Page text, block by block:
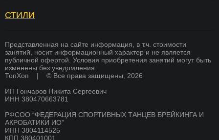
Услуги
Памятка для родителей
Преподаватели
Стоимость
Расписание
О школе
Никита Гончаров
Вопросы и ответы
Академия тренеров
Франшиза
Оплата
Магазин
Документы
Дипломы и сертификаты
СТИЛИ
ХИП ХОП
СОВРЕМЕННЫЕ ТАНЦЫ
K-POP
СКОРО
БРЕЙКИНГ
СКОРО
ХИП ХОП
Представленная на сайте информация, в т.ч. стоимости
занятий, носит информационный характер и не является
публичной офертой. Условия приобретения занятий могут быть
изменены без уведомления.
ТопХоп | © Все права защищены, 2026
ИП Гончаров Никита Сергеевич
ИНН 380470663781
РФСОО “ФЕДЕРАЦИЯ СПОРТИВНЫХ ТАНЦЕВ БРЕЙКИНГА И
АКРОБАТИКИ ИО”
ИНН 3804114525
КПП 380401001